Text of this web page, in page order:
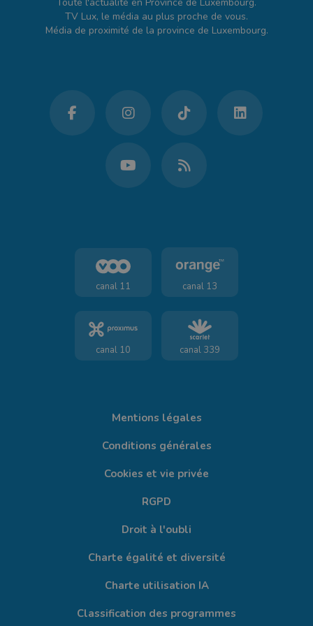
TV Lux, le média au plus proche de vous.
Média de proximité de la province de Luxembourg.
canal 11 canal 13
canal 10 canal 339
Mentions légales
Conditions générales
Cookies et vie privée
RGPD
Droit à l'oubli
Charte égalité et diversité
Charte utilisation IA
Classification des programmes